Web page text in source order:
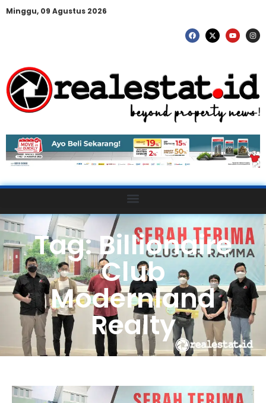
Minggu, 09 Agustus 2026
Tag: Billionaire
Club
Modernland
Realty